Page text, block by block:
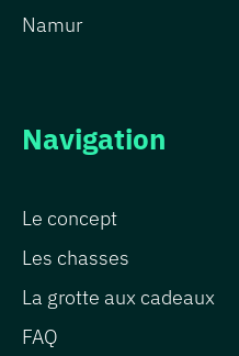
Navigation
Le concept
Les chasses
La grotte aux cadeaux
FAQ
Namur